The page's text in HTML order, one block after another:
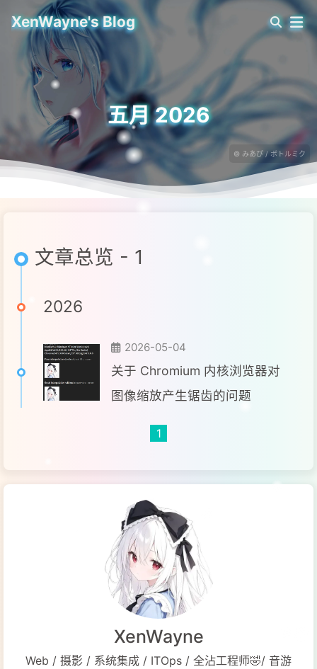
XenWayne's Blog
五月 2026
© みあぴ / ボトルミク
文章总览 - 1
2026
2026-05-04
关于 Chromium 内核浏览器对
图像缩放产生锯齿的问题
1
XenWayne
Web / 摄影 / 系统集成 / ITOps / 全沾工程师🤣/ 音游